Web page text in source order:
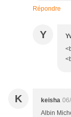
Répondre
Y
K keisha
Albin